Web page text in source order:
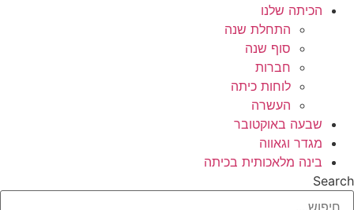
הכיתה שלנו
התחלת שנה
סוף שנה
חברות
לוחות כיתה
העשרה
שבעה באוקטובר
מגדר וגאווה
בינה מלאכותית בכיתה
Search